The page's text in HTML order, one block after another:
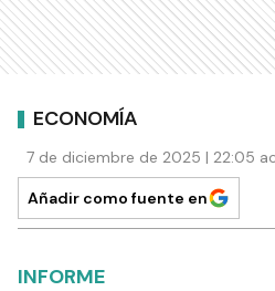
ECONOMÍA
7 de diciembre de 2025 | 22:05
Añadir como fuente en
INFORME